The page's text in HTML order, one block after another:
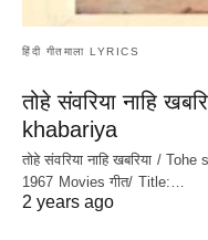
हिंदी गीतमाला LYRICS
तोहे संवरिया नाहि
khabariya
तोहे संवरिया नाहि खबरिया /
1967 Movies गीत/ Title:…
2 years ago